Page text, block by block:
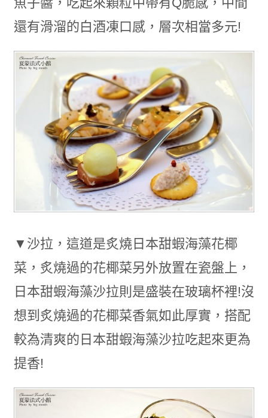
還有滑溜的白酒凍口感，層次相當多元!
▼沙拉，這道是炙燒日本甜蝦海藻花椰
菜，炙燒過的花椰菜另外放置在瓷盤上，
日本甜蝦海藻沙拉則是盛裝在玻璃杯裡!沒
想到炙燒過的花椰菜香氣如此厚實，搭配
較為清爽的日本甜蝦海藻沙拉吃起來更為
提香!